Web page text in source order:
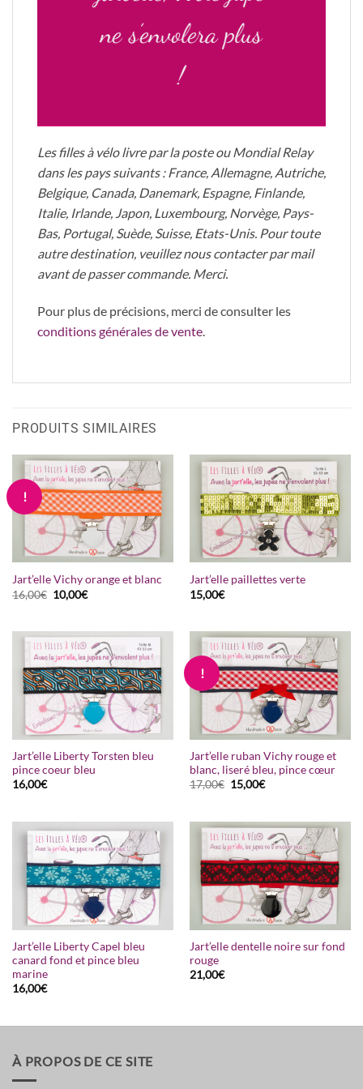
Les jart'elles étant fabriquées
artisanalement, de petites
différences peuvent apparaître
photos du site ne sont pas
Pour les jupes sous le genou,
vous pouvez utiliser la jart'elle
au dessus du genoux.
ne s’envolera plus
!
Les filles à vélo livre par la poste ou Mondial Relay
dans les pays suivants : France, Allemagne, Autriche,
Belgique, Canada, Danemark, Espagne, Finlande,
Italie, Irlande, Japon, Luxembourg, Norvège, Pays-
Bas, Portugal, Suède, Suisse, Etats-Unis. Pour toute
autre destination, veuillez nous contacter par mail
avant de passer commande. Merci.
Pour plus de précisions, merci de consulter les
conditions générales de vente.
PRODUITS SIMILAIRES
!
Jart’elle Vichy orange et blanc
16,00€ Le
prix
16,00€.
10,00€Le
10,00€.
Jart’elle paillettes verte
15,00€
Jart’elle Liberty Torsten bleu
pince coeur bleu
16,00€
!
Jart’elle ruban Vichy rouge et
blanc, liseré bleu, pince cœur
17,00€ Le
prix
17,00€.
15,00€Le
15,00€.
Jart’elle Liberty Capel bleu
canard fond et pince bleu
marine
16,00€
Jart’elle dentelle noire sur fond
rouge
21,00€
À PROPOS DE CE SITE